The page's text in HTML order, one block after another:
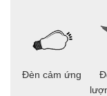
Đèn cảm ứng